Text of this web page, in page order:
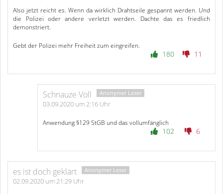
Also jetzt reicht es. Wenn da wirklich Drahtseile gespannt werden. Und
die Polizei oder andere verletzt werden. Dachte das es friedlich
demonstriert.
Gebt der Polizei mehr Freiheit zum eingreifen.
180 11
Schnauze Voll
03.09.2020 um 2:16 Uhr
Anwendung §129 StGB und das vollumfänglich
102 6
es ist doch geklärt
02.09.2020 um 21:29 Uhr